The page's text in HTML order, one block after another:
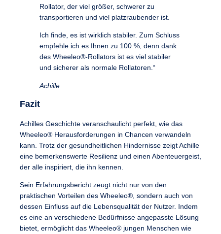
Rollator, der viel größer, schwerer zu
transportieren und viel platzraubender ist.
Ich finde, es ist wirklich stabiler. Zum Schluss
empfehle ich es Ihnen zu 100 %, denn dank
des Wheeleo®-Rollators ist es viel stabiler
und sicherer als normale Rollatoren.“
Achille
Fazit
Achilles Geschichte veranschaulicht perfekt, wie das
Wheeleo® Herausforderungen in Chancen verwandeln
kann. Trotz der gesundheitlichen Hindernisse zeigt Achille
eine bemerkenswerte Resilienz und einen Abenteuergeist,
der alle inspiriert, die ihn kennen.
Sein Erfahrungsbericht zeugt nicht nur von den
praktischen Vorteilen des Wheeleo®, sondern auch von
dessen Einfluss auf die Lebensqualität der Nutzer. Indem
es eine an verschiedene Bedürfnisse angepasste Lösung
bietet, ermöglicht das Wheeleo® jungen Menschen wie